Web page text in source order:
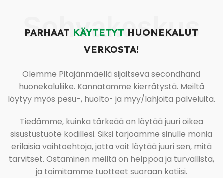
Sohvakeskus
PARHAAT KÄYTETYT HUONEKALUT
VERKOSTA!
Olemme Pitäjänmäellä sijaitseva secondhand
huonekaluliike. Kannatamme kierrätystä. Meiltä
löytyy myös pesu-, huolto- ja myy/lahjoita palveluita.
Tiedämme, kuinka tärkeää on löytää juuri oikea
sisustustuote kodillesi. Siksi tarjoamme sinulle monia
erilaisia vaihtoehtoja, jotta voit löytää juuri sen, mitä
tarvitset. Ostaminen meiltä on helppoa ja turvallista,
ja toimitamme tuotteet suoraan kotiisi.